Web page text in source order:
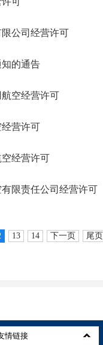
公司经营许可
的通告
空经营许可
营许可
经营许可
限责任公司经营许可
13 14 下一页 尾页